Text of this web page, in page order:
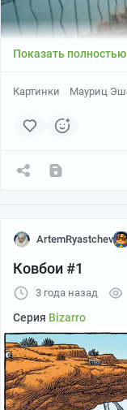
Еще одна работа с
4. "Шоу Трумана"
Луны" Рене
Показать полностью
Картинки Мауриц
ArtemRyastchev
Ковбои #1
3 года назад
Серия Bizarro